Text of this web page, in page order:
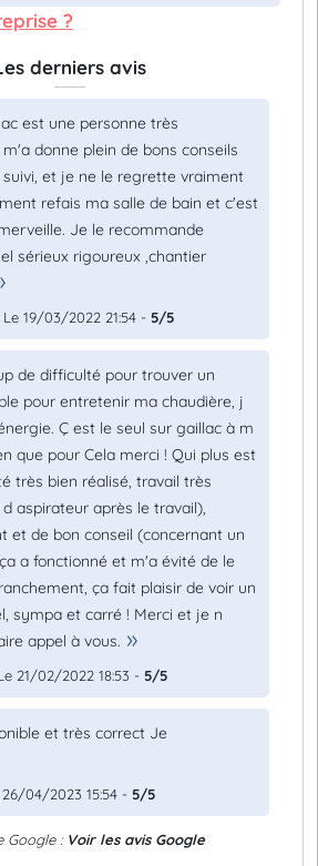
?
derniers avis
est une personne très
donne plein de bons conseils
et je ne le regrette vraiment
refais ma salle de bain et c'est
Je le recommande
sérieux rigoureux ,chantier
19/03/2022 21:54 - 5/5
de difficulté pour trouver un
pour entretenir ma chaudière, j
Ç est le seul sur gaillac à m
que pour Cela merci ! Qui plus est
très bien réalisé, travail très
aspirateur après le travail),
et de bon conseil (concernant un
a fonctionné et m'a évité de le
ça fait plaisir de voir un
sympa et carré ! Merci et je n
appel à vous.
21/02/2022 18:53 - 5/5
et très correct Je
04/2023 15:54 - 5/5
Google : Voir les avis Google